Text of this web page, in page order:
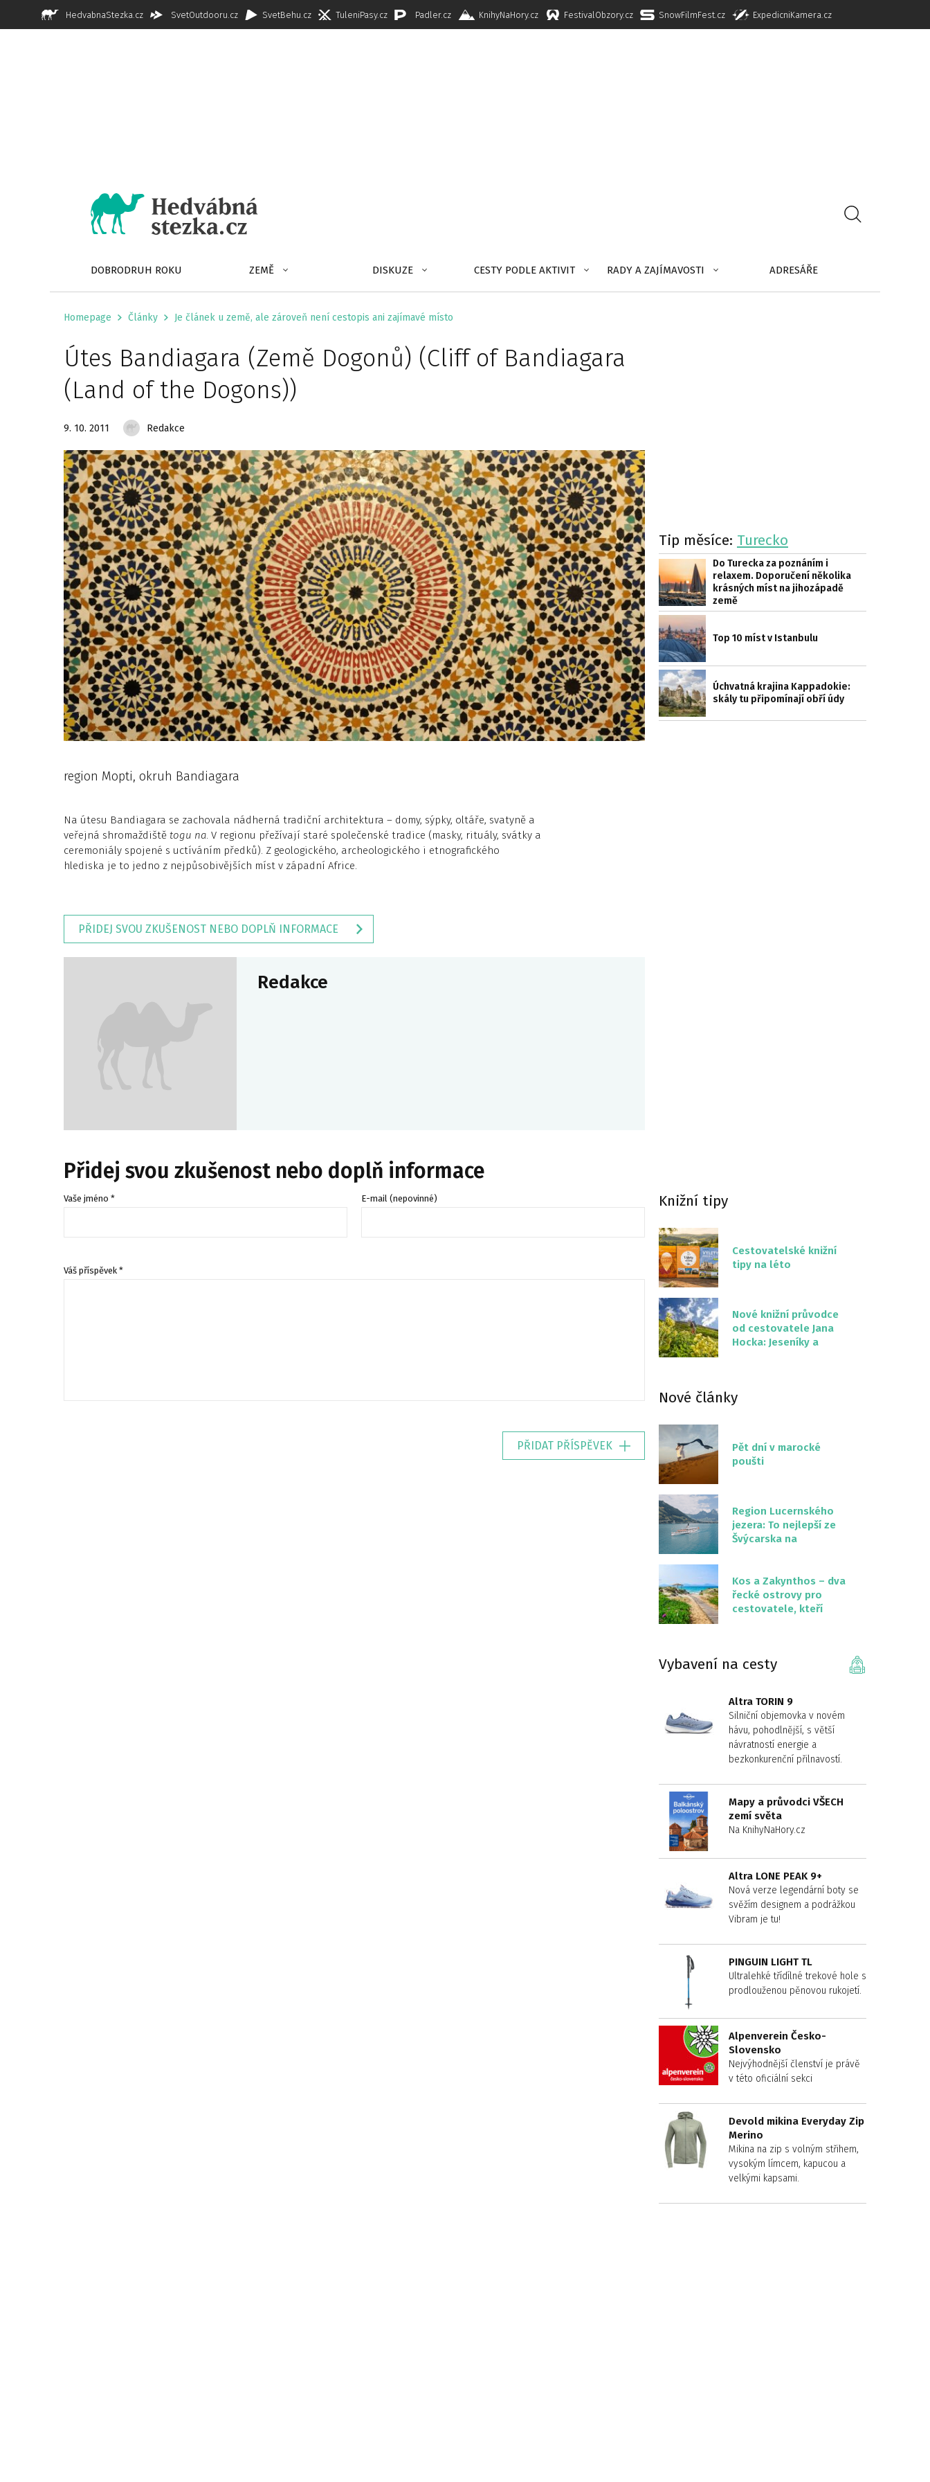
HedvabnaStezka.cz SvetOutdooru.cz SvetBehu.cz TuleniPasy.cz Padler.cz KnihyNaHory.cz FestivalObzory.cz SnowFilmFest.cz ExpedicniKamera.cz
DOBRODRUH ROKU ZEMĚ DISKUZE CESTY PODLE AKTIVIT RADY A ZAJÍMAVOSTI ADRESÁŘE
Homepage Články Je článek u země, ale zároveň není cestopis ani zajímavé místo
Útes Bandiagara (Země Dogonů) (Cliff of Bandiagara
(Land of the Dogons))
9. 10. 2011 Redakce
region Mopti, okruh Bandiagara
Na útesu Bandiagara se zachovala nádherná tradiční architektura – domy, sýpky, oltáře, svatyně a
veřejná shromaždiště togu na. V regionu přežívají staré společenské tradice (masky, rituály, svátky a
ceremoniály spojené s uctíváním předků). Z geologického, archeologického i etnografického
hlediska je to jedno z nejpůsobivějších míst v západní Africe.
PŘIDEJ SVOU ZKUŠENOST NEBO DOPLŇ INFORMACE
Redakce
Přidej svou zkušenost nebo doplň informace
Vaše jméno * E-mail (nepovinné)
Váš příspěvek *
PŘIDAT PŘÍSPĚVEK
Tip měsíce: Turecko
Do Turecka za poznáním i
relaxem. Doporučení několika
krásných míst na jihozápadě
země
Top 10 míst v Istanbulu
Úchvatná krajina Kappadokie:
skály tu připomínají obří údy
Knižní tipy
Cestovatelské knižní
tipy na léto
Nové knižní průvodce
od cestovatele Jana
Hocka: Jeseníky a
Nové články
Pět dní v marocké
poušti
Region Lucernského
jezera: To nejlepší ze
Švýcarska na
Kos a Zakynthos – dva
řecké ostrovy pro
cestovatele, kteří
Vybavení na cesty
Altra TORIN 9
Silniční objemovka v novém
hávu, pohodlnější, s větší
návratností energie a
bezkonkurenční přilnavostí.
Mapy a průvodci VŠECH
zemí světa
Na KnihyNaHory.cz
Altra LONE PEAK 9+
Nová verze legendární boty se
svěžím designem a podrážkou
Vibram je tu!
PINGUIN LIGHT TL
Ultralehké třídílné trekové hole s
prodlouženou pěnovou rukojetí.
Alpenverein Česko-
Slovensko
Nejvýhodnější členství je právě
v této oficiální sekci
Devold mikina Everyday Zip
Merino
Mikina na zip s volným střihem,
vysokým límcem, kapucou a
velkými kapsami.